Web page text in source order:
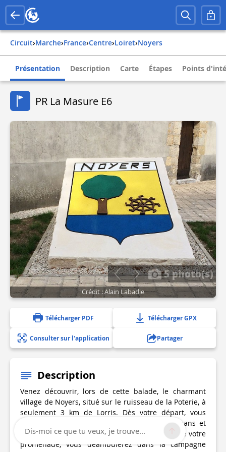
Circuit› Marche› france› centre› loiret› noyers
Présentation Description Carte Étapes Points
PR La Masure E6
5 photo(s)
Crédit : Alain Labadie
Télécharger PDF Télécharger GPX
Consulter sur l'application Partager
Description
Venez découvrir, lors de cette balade, le charmant
village de Noyers, situé sur le ruisseau de la Poterie, à
seulement 3 km de Lorris. Dès votre départ, vous
apercevrez l'église, qui allie des éléments romans et
gothiques des XIème et XIIème siècles. Au fil de votre
promenade, vous déambulerez dans la campagne
Dis-moi ce que tu veux, je trouve...